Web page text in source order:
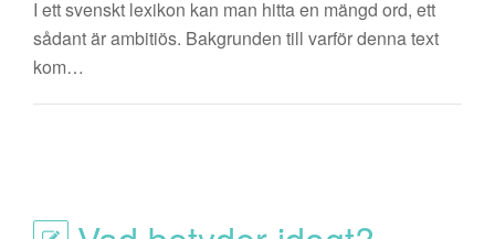
I ett svenskt lexikon kan man hitta en mängd ord, ett
sådant är ambitiös. Bakgrunden till varför denna text
kom…